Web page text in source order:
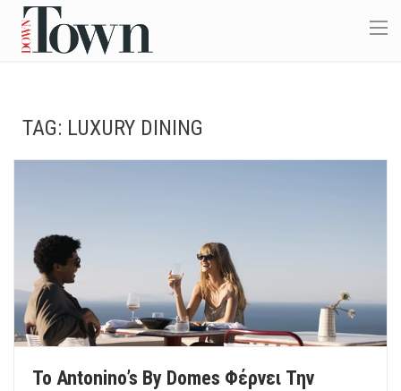
TAG: LUXURY DINING
Το Antonino’s By Domes Φέρνει Την